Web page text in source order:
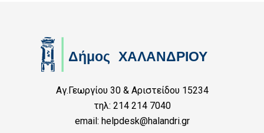
Αγ.Γεωργίου 30 & Αριστείδου 15234
τηλ: 214 214 7040
email: helpdesk@halandri.gr